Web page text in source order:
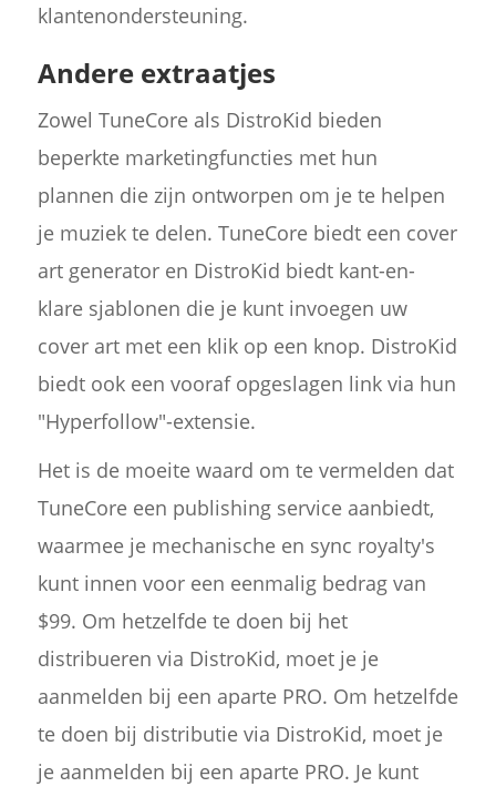
klantenondersteuning.
Andere extraatjes
Zowel TuneCore als DistroKid bieden
beperkte marketingfuncties met hun
plannen die zijn ontworpen om je te helpen
je muziek te delen. TuneCore biedt een cover
art generator en DistroKid biedt kant-en-
klare sjablonen die je kunt invoegen uw
cover art met een klik op een knop. DistroKid
biedt ook een vooraf opgeslagen link via hun
"Hyperfollow"-extensie.
Het is de moeite waard om te vermelden dat
TuneCore een publishing service aanbiedt,
waarmee je mechanische en sync royalty's
kunt innen voor een eenmalig bedrag van
$99. Om hetzelfde te doen bij het
distribueren via DistroKid, moet je je
aanmelden bij een aparte PRO. Om hetzelfde
te doen bij distributie via DistroKid, moet je
je aanmelden bij een aparte PRO. Je kunt